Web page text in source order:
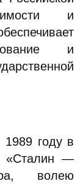
и
и
1989 году в
«Сталин —
волею